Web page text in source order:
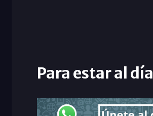
Para estar al día